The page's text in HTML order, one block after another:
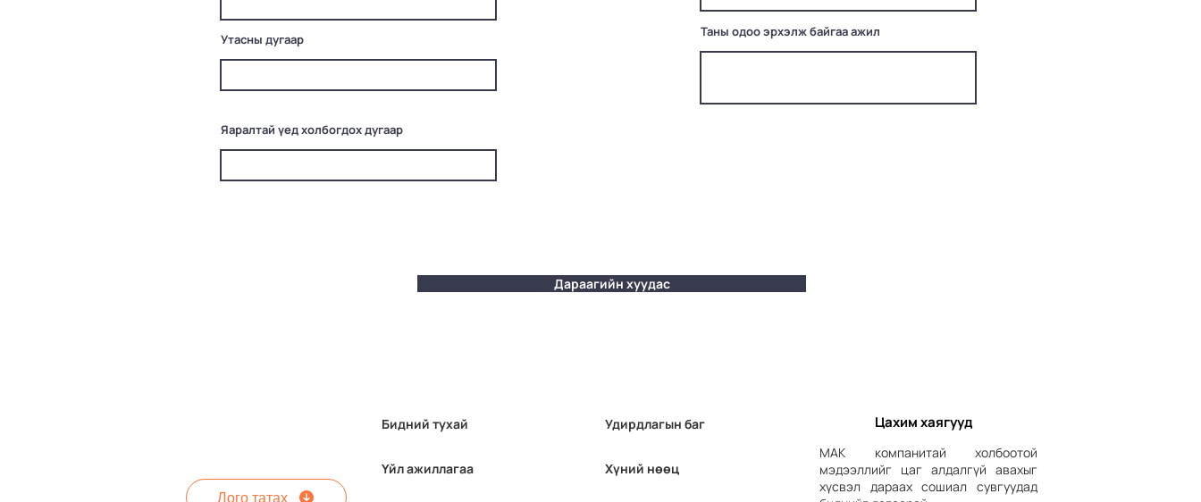
Утасны дугаар Таны одоо эрхэлж байгаа ажил
Яаралтай үед холбогдох дугаар
Дараагийн хуудас
Лого татах
Бидний тухай
Үйл ажиллагаа
Удирдлагын баг
Хүний нөөц
Цахим хаягууд
МАК компанитай холбоотой
мэдээллийг цаг алдалгүй авахыг
хүсвэл дараах сошиал сувгуудад